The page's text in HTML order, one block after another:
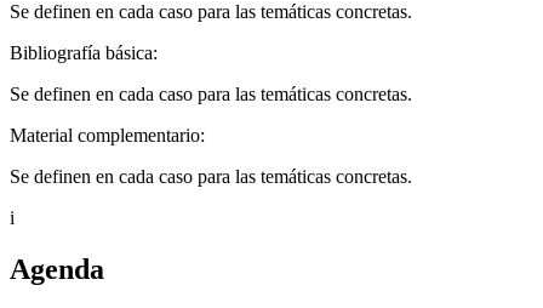
Se definen en cada caso para las temáticas concretas.
Bibliografía básica:
Se definen en cada caso para las temáticas concretas.
Material complementario:
Se definen en cada caso para las temáticas concretas.
i
Agenda